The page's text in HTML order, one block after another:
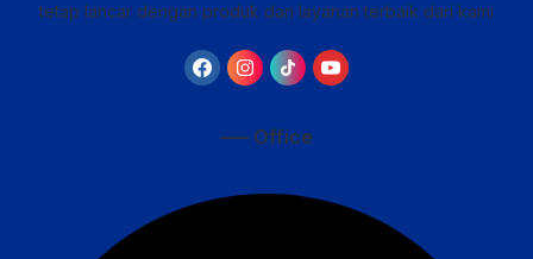
tetap lancar dengan produk dan layanan terbaik dari kami
—– Office